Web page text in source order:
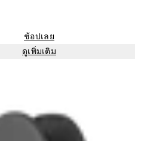
ช้อปเลย
ดูเพิ่มเติม